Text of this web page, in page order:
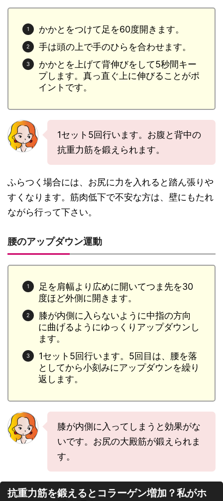
かかとをつけて足を60度開きます。
手は頭の上で手のひらを合わせます。
かかとを上げて背伸びをして5秒間キー
プします。真っ直ぐ上に伸びることがポ
イントです。
1セット5回行います。お腹と背中の
抗重力筋を鍛えられます。
ふらつく場合には、お尻に力を入れると踏ん張りや
すくなります。筋肉低下で不安な方は、壁にもたれ
ながら行って下さい。
腰のアップダウン運動
足を肩幅より広めに開いてつま先を30
度ほど外側に開きます。
膝が内側に入らないように中指の方向
に曲げるようにゆっくりアップダウンし
ます。
1セット5回行います。5回目は、腰を落
としてから小刻みにアップダウンを繰り
返します。
膝が内側に入ってしまうと効果がな
いです。お尻の大殿筋が鍛えられま
す。
抗重力筋を鍛えるとコラーゲン増加？私がホ